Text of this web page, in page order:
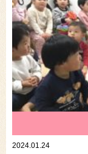
2024.01.24